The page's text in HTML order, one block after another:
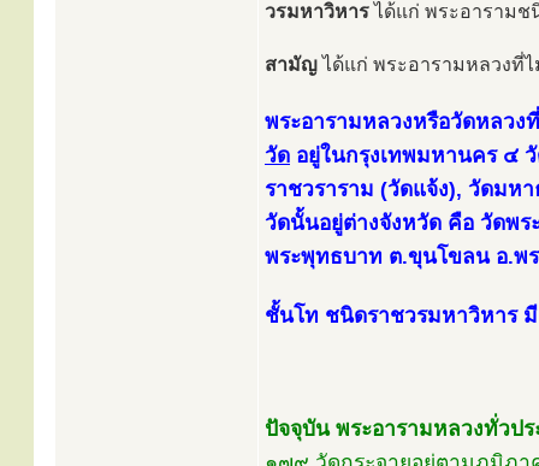
วรมหาวิหารได้แก่ พระอารามช
สามัญได้แก่ พระอารามหลวงที่
พระอารามหลวงหรือวัดหลว
วัด อยู่ในกรุงเทพมหานคร ๔
ราชวราราม (วัดแจ้ง), วัดมห
วัดนั้นอยู่ต่างจังหวัด คือ วัดพร
พระพุทธบาท ต.ขุนโขลน อ.พ
ชั้นโท ชนิดราชวรมหาวิหาร
ปัจจุบัน พระอารามหลวงทั่วป